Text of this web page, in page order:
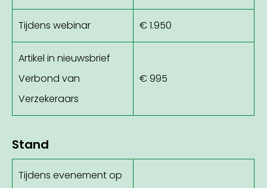
Tijdens webinar € 1.950
Artikel in nieuwsbrief
Verbond van
Verzekeraars
€ 995
Stand
Tijdens evenement op